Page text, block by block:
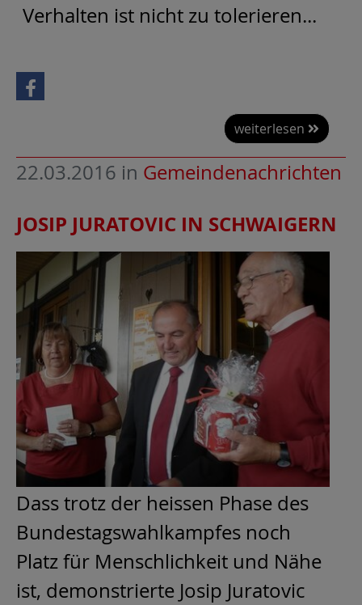
Verhalten ist nicht zu tolerieren...
weiterlesen
22.03.2016 in Gemeindenachrichten
JOSIP JURATOVIC IN SCHWAIGERN
Dass trotz der heissen Phase des
Bundestagswahlkampfes noch
Platz für Menschlichkeit und Nähe
ist, demonstrierte Josip Juratovic